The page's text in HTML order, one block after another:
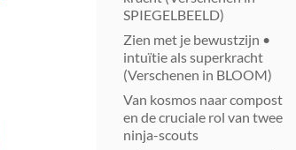
SPIEGELBEELD)
Zien met je bewustzijn •
intuïtie als superkracht
(Verschenen in BLOOM)
Van kosmos naar compost
en de cruciale rol van twee
ninja-scouts